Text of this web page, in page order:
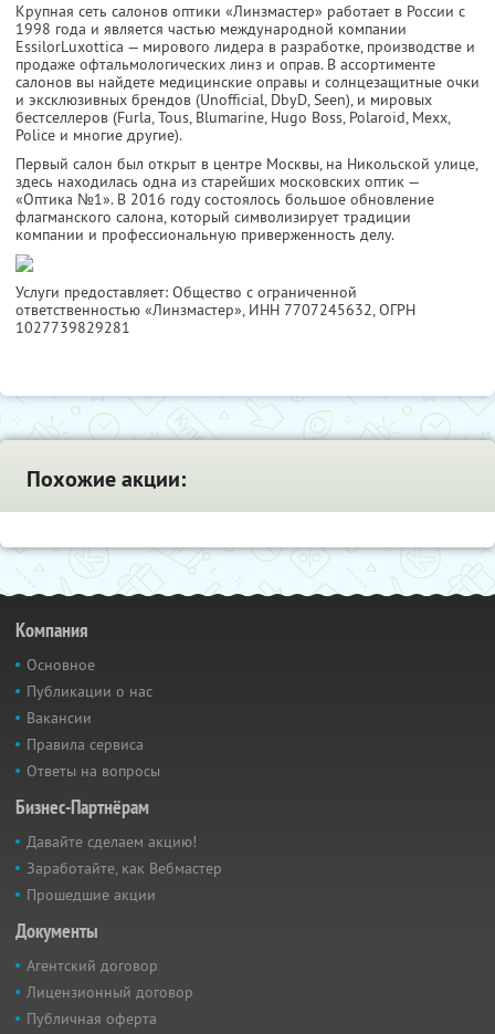
Крупная сеть салонов оптики «Линзмастер» работает в России с
1998 года и является частью международной компании
EssilorLuxottica — мирового лидера в разработке, производстве и
продаже офтальмологических линз и оправ. В ассортименте
салонов вы найдете медицинские оправы и солнцезащитные очки
и эксклюзивных брендов (Unofficial, DbyD, Seen), и мировых
бестселлеров (Furla, Tous, Blumarine, Hugo Boss, Polaroid, Mexx,
Police и многие другие).
Первый салон был открыт в центре Москвы, на Никольской улице,
здесь находилась одна из старейших московских оптик —
«Оптика №1». В 2016 году состоялось большое обновление
флагманского салона, который символизирует традиции
компании и профессиональную приверженность делу.
Услуги предоставляет: Общество с ограниченной
ответственностью «Линзмастер», ИНН 7707245632, ОГРН
1027739829281
Похожие акции:
Компания
Основное
Публикации о нас
Вакансии
Правила сервиса
Ответы на вопросы
Бизнес-Партнёрам
Давайте сделаем акцию!
Заработайте, как Вебмастер
Прошедшие акции
Документы
Агентский договор
Лицензионный договор
Публичная оферта